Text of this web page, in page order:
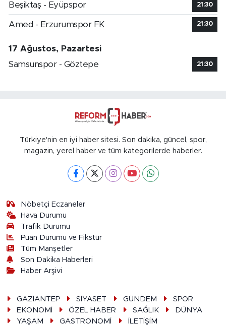
Beşiktaş - Eyüpspor 21:30
Amed - Erzurumspor FK 21:30
17 Ağustos, Pazartesi
Samsunspor - Göztepe
21:30
Türkiye'nin en iyi haber sitesi. Son dakika, güncel, spor,
magazin, yerel haber ve tüm kategorilerde haberler.
Nöbetçi Eczaneler
Hava Durumu
Trafik Durumu
Puan Durumu ve Fikstür
Tüm Manşetler
Son Dakika Haberleri
Haber Arşivi
GAZİANTEP SİYASET GÜNDEM
SPOR
EKONOMİ
ÖZEL HABER SAĞLIK
DÜNYA
YAŞAM
GASTRONOMİ İLETİŞİM